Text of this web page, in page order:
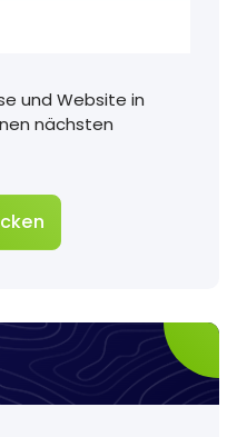
und Website in
nächsten